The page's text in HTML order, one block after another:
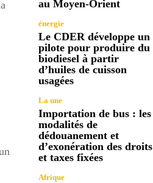
au Moyen-Orient
énergie
Le CDER développe un
pilote pour produire du
biodiesel à partir
d’huiles de cuisson
usagées
La une
Importation de bus : les
modalités de
dédouanement et
d’exonération des droits
et taxes fixées
Afrique